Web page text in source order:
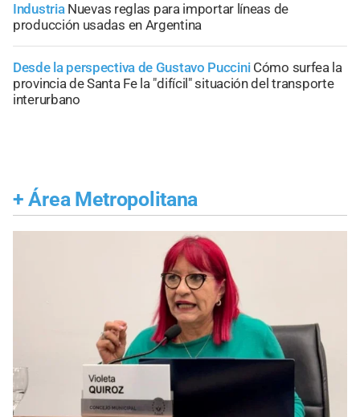
Industria Nuevas reglas para importar líneas de
producción usadas en Argentina
Desde la perspectiva de Gustavo Puccini Cómo surfea la
provincia de Santa Fe la "difícil" situación del transporte
interurbano
+ Área Metropolitana